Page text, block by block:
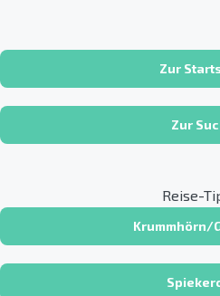
Zur
Zur
Reise-
Krummhörn/